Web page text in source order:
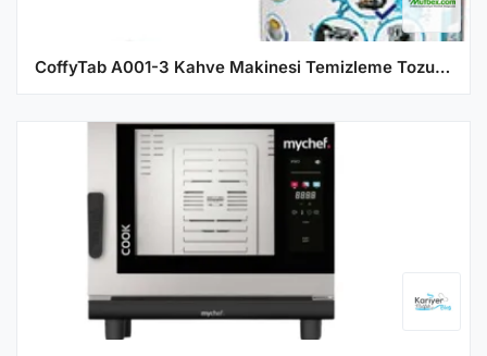
CoffyTab A001-3 Kahve Makinesi Temizleme Tozu, 150 gr